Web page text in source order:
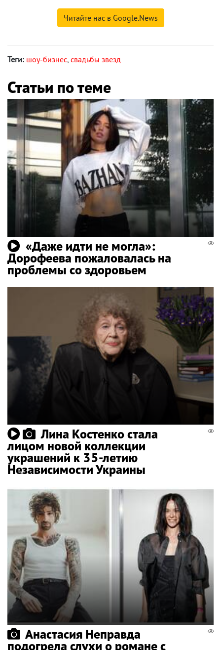
Читайте нас в Google.News
Теги: шоу-бизнес, свадьбы звезд
Статьи по теме
«Даже идти не могла»:
Дорофеева пожаловалась на
проблемы со здоровьем
Лина Костенко стала
лицом новой коллекции
украшений к 35-летию
Независимости Украины
Анастасия Неправда
подогрела слухи о романе с